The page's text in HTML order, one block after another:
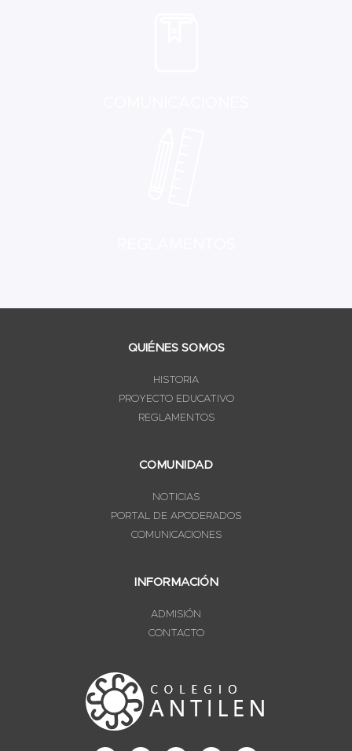
QUIÉNES SOMOS
HISTORIA
PROYECTO EDUCATIVO
REGLAMENTOS
COMUNIDAD
NOTICIAS
PORTAL DE APODERADOS
COMUNICACIONES
INFORMACIÓN
ADMISIÓN
CONTACTO